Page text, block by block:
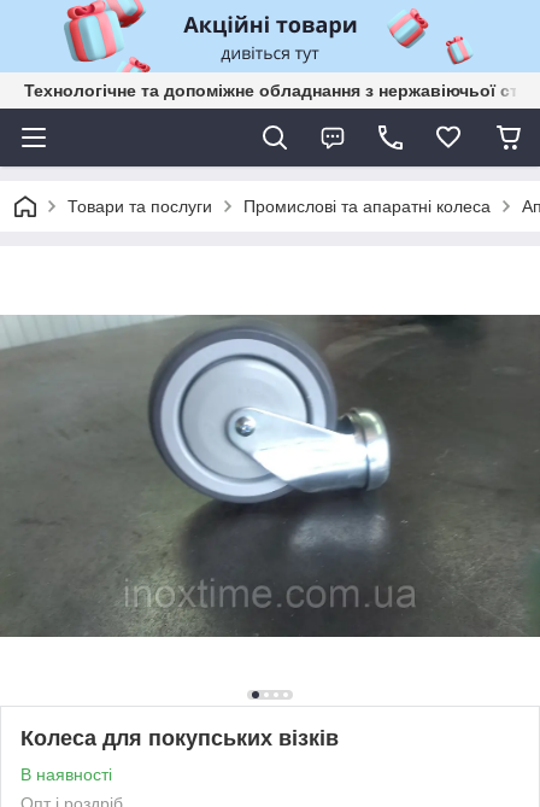
Технологічне та допоміжне обладнання з нержавіючьої
Товари та послуги Промислові та апаратні колеса
Колеса для покупських візків
В наявності
Опт і роздріб